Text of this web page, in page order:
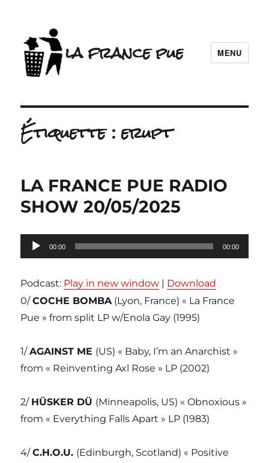
la france pue MENU
Étiquette :erupt
LA FRANCE PUE RADIO
SHOW 20/05/2025
Lecteur
audio
00:00 00:00
Podcast: Play in new window | Download
0/COCHE BOMBA(Lyon, France) « La France
Pue » from split LP w/Enola Gay (1995)
1/AGAINST ME (US) « Baby, I’m an Anarchist »
from « Reinventing Axl Rose » LP (2002)
2/ HÜSKER DÜ (Minneapolis, US) « Obnoxious »
from « Everything Falls Apart » LP (1983)
4/C.H.O.U. (Edinburgh, Scotland) « Positive